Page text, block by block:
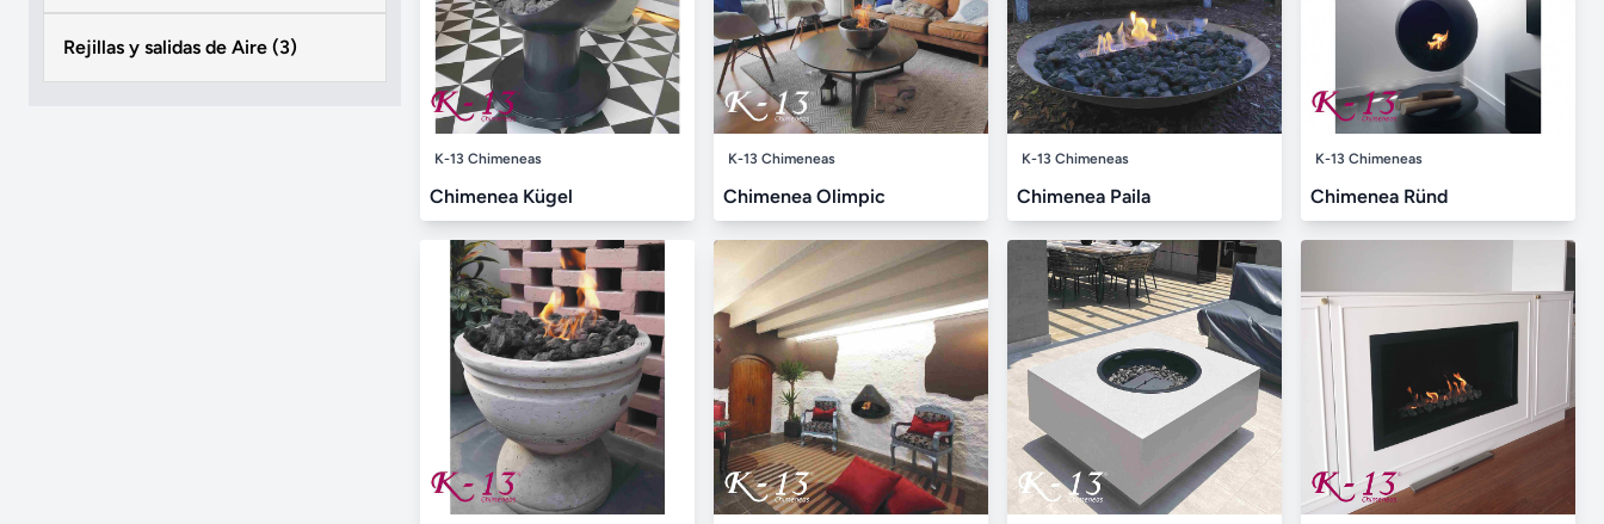
Rejillas y salidas de Aire (3)
K-13 Chimeneas
Chimenea Kügel
K-13 Chimeneas
Chimenea Olimpic
K-13 Chimeneas
Chimenea Paila
K-13 Chimeneas
Chimenea Ründ